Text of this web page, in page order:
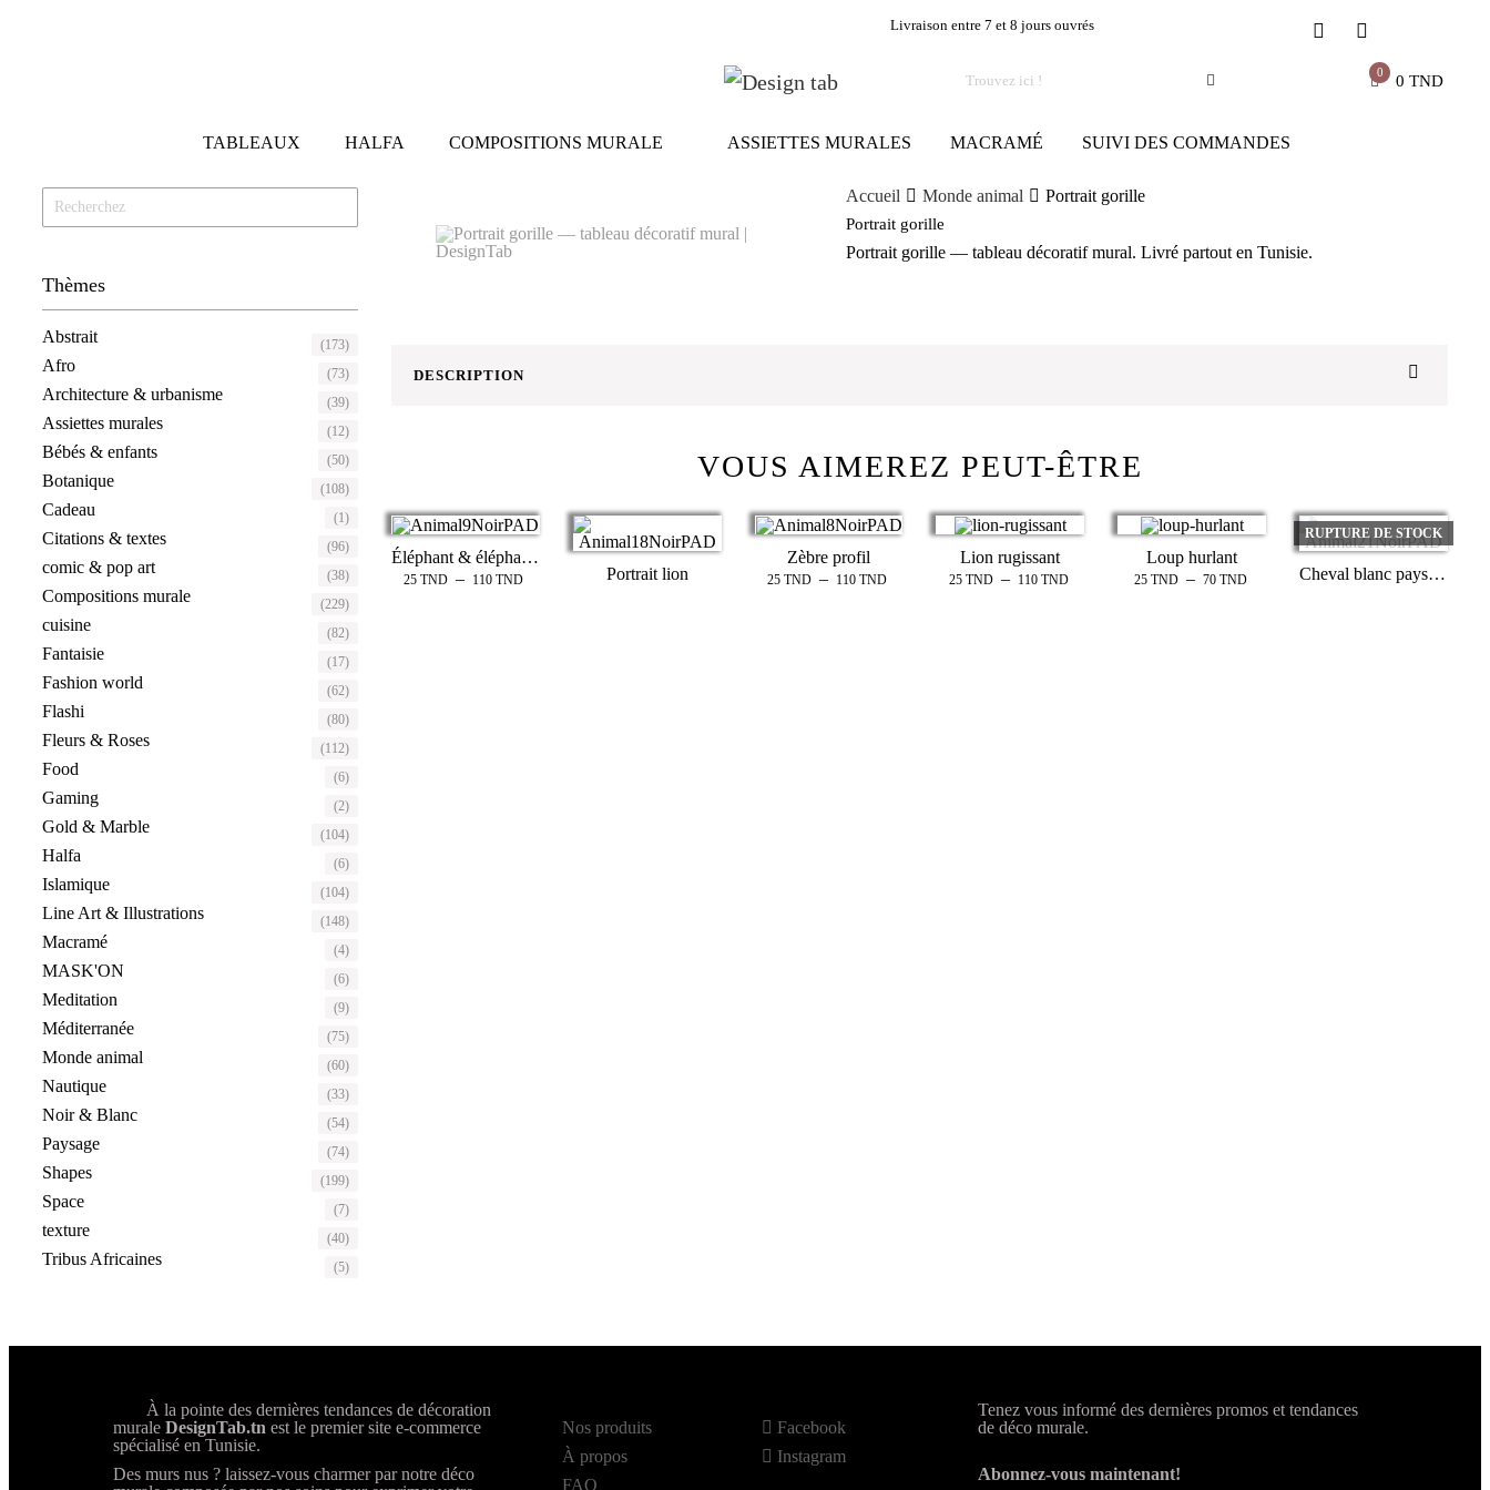
Livraison entre 7 et 8 jours ouvrés
0 0 TND
TABLEAUX HALFA COMPOSITIONS MURALE ASSIETTES MURALES MACRAMÉ SUIVI DES COMMANDES
Accueil Monde animal Portrait gorille
Portrait gorille
Portrait gorille — tableau décoratif mural. Livré partout en Tunisie.
DESCRIPTION
VOUS AIMEREZ PEUT-ÊTRE
Éléphant & éléphanteau
25TND – 110TND Portrait lion
Zèbre profil
25TND – 110TND
Lion rugissant
25 TND – 110 TND
Loup hurlant
25 TND – 70 TND
RUPTURE DE STOCK
Cheval blanc paysage
Thèmes
Abstrait (173)
Afro (73)
Architecture & urbanisme (39)
Assiettes murales (12)
Bébés & enfants (50)
Botanique (108)
Cadeau (1)
Citations & textes (96)
comic & pop art (38)
Compositions murale (229)
cuisine (82)
Fantaisie (17)
Fashion world (62)
Flashi (80)
Fleurs & Roses (112)
Food (6)
Gaming (2)
Gold & Marble (104)
Halfa (6)
Islamique (104)
Line Art & Illustrations (148)
Macramé (4)
MASK'ON (6)
Meditation (9)
Méditerranée (75)
Monde animal (60)
Nautique (33)
Noir & Blanc (54)
Paysage (74)
Shapes (199)
Space (7)
texture (40)
Tribus Africaines (5)
À la pointe des dernières tendances de décoration
murale DesignTab.tn est le premier site e-commerce
spécialisé en Tunisie.
Des murs nus ? laissez-vous charmer par notre déco
Nos produits
À propos
FAQ
Facebook
Instagram
Tenez vous informé des dernières promos et tendances
de déco murale.
Abonnez-vous maintenant!